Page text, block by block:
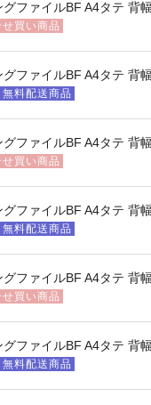
グファイルBF A4タテ 背
せ買い商品
グファイルBF A4タテ 背
無料配送商品
グファイルBF A4タテ 背
せ買い商品
グファイルBF A4タテ 背
無料配送商品
グファイルBF A4タテ 背
せ買い商品
グファイルBF A4タテ 背
無料配送商品